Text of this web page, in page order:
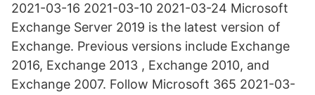
2021-03-16 2021-03-10 2021-03-24 Microsoft
Exchange Server 2019 is the latest version of
Exchange. Previous versions include Exchange
2016, Exchange 2013 , Exchange 2010, and
Exchange 2007. Follow Microsoft 365 2021-03-